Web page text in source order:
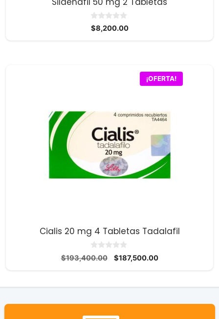
0
d
$8,200.00
¡OFERTA!
Cialis 20 mg 4 Tabletas Tadalafil
0
d
$193,400.00
El
era:
$187,500.00El
es: